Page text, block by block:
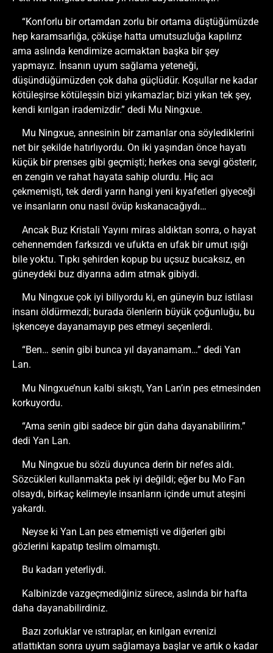
“Konforlu bir ortamdan zorlu bir ortama düştüğümüzde
hep karamsarlığa, çöküşe hatta umutsuzluğa kapılırız
ama aslında kendimize acımaktan başka bir şey
yapmayız. İnsanın uyum sağlama yeteneği,
düşündüğümüzden çok daha güçlüdür. Koşullar ne kadar
kötüleşirse kötüleşsin bizi yıkamazlar; bizi yıkan tek şey,
kendi kırılgan irademizdir.” dedi Mu Ningxue.
Mu Ningxue, annesinin bir zamanlar ona söylediklerini
net bir şekilde hatırlıyordu. On iki yaşından önce hayatı
küçük bir prenses gibi geçmişti; herkes ona sevgi gösterir,
en zengin ve rahat hayata sahip olurdu. Hiç acı
çekmemişti, tek derdi yarın hangi yeni kıyafetleri giyeceği
ve insanların onu nasıl övüp kıskanacağıydı…
Ancak Buz Kristali Yayını miras aldıktan sonra, o hayat
cehennemden farksızdı ve ufukta en ufak bir umut ışığı
bile yoktu. Tıpkı şehirden kopup bu uçsuz bucaksız, en
güneydeki buz diyarına adım atmak gibiydi.
Mu Ningxue çok iyi biliyordu ki, en güneyin buz istilası
insanı öldürmezdi; burada ölenlerin büyük çoğunluğu, bu
işkenceye dayanamayıp pes etmeyi seçenlerdi.
“Ben… senin gibi bunca yıl dayanamam…” dedi Yan
Lan.
Mu Ningxue’nun kalbi sıkıştı, Yan Lan’ın pes etmesinden
korkuyordu.
“Ama senin gibi sadece bir gün daha dayanabilirim.”
dedi Yan Lan.
Mu Ningxue bu sözü duyunca derin bir nefes aldı.
Sözcükleri kullanmakta pek iyi değildi; eğer bu Mo Fan
olsaydı, birkaç kelimeyle insanların içinde umut ateşini
yakardı.
Neyse ki Yan Lan pes etmemişti ve diğerleri gibi
gözlerini kapatıp teslim olmamıştı.
Bu kadarı yeterliydi.
Kalbinizde vazgeçmediğiniz sürece, aslında bir hafta
daha dayanabilirdiniz.
Bazı zorluklar ve ıstıraplar, en kırılgan evrenizi
atlattıktan sonra uyum sağlamaya başlar ve artık o kadar